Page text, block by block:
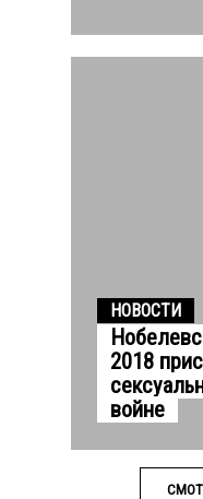
НОВОСТИ
2018
войне